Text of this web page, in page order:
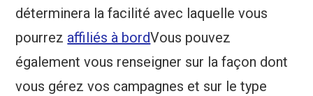
déterminera la facilité avec laquelle vous
pourrez affiliés à bordVous pouvez
également vous renseigner sur la façon dont
vous gérez vos campagnes et sur le type